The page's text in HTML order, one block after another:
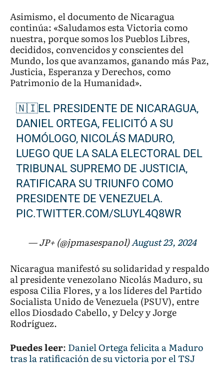
Asimismo, el documento de Nicaragua
continúa: «Saludamos esta Victoria como
nuestra, porque somos los Pueblos Libres,
decididos, convencidos y conscientes del
Mundo, los que avanzamos, ganando más Paz,
Justicia, Esperanza y Derechos, como
Patrimonio de la Humanidad».
🇳🇮EL PRESIDENTE DE NICARAGUA,
DANIEL ORTEGA, FELICITÓ A SU
HOMÓLOGO, NICOLÁS MADURO,
LUEGO QUE LA SALA ELECTORAL DEL
TRIBUNAL SUPREMO DE JUSTICIA,
RATIFICARA SU TRIUNFO COMO
PRESIDENTE DE VENEZUELA.
PIC.TWITTER.COM/SLUYL4Q8WR
— JP+ (@jpmasespanol)August 23, 2024
Nicaragua manifestó su solidaridad y respaldo
al presidente venezolano Nicolás Maduro, su
esposa Cilia Flores, y a los líderes del Partido
Socialista Unido de Venezuela (PSUV), entre
ellos Diosdado Cabello, y Delcy y Jorge
Rodríguez.
Puedes leer: Daniel Ortega felicita a Maduro
tras la ratificación de su victoria por el TSJ